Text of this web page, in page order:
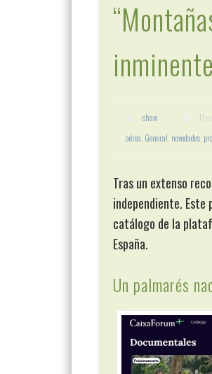
chavi 11
aérea General novedades,
Tras un extenso
independiente. Este
catálogo de la
España.
Un palmarés